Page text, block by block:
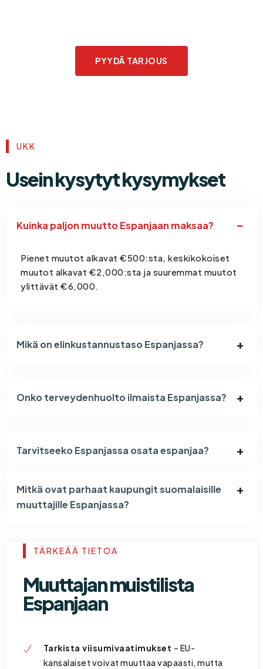
PYYDÄ TARJOUS
UKK
Usein kysytyt kysymykset
Kuinka paljon muutto Espanjaan maksaa?
Pienet muutot alkavat €500:sta, keskikokoiset
muutot alkavat €2,000:sta ja suuremmat muutot
ylittävät €6,000.
Mikä on elinkustannustaso Espanjassa?
Onko terveydenhuolto ilmaista Espanjassa?
Tarvitseeko Espanjassa osata espanjaa?
Mitkä ovat parhaat kaupungit suomalaisille
muuttajille Espanjassa?
TÄRKEÄÄ TIETOA
Muuttajan muistilista
Espanjaan
Tarkista viisumivaatimukset – EU-
kansalaiset voivat muuttaa vapaasti, mutta